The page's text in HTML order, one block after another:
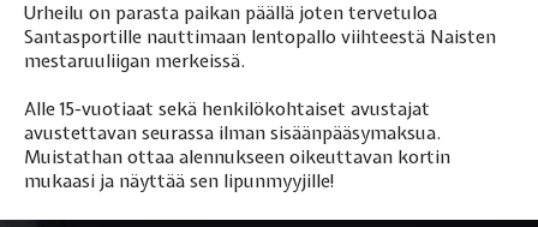
Urheilu on parasta paikan päällä joten tervetuloa
Santasportille nauttimaan lentopallo viihteestä Naisten
mestaruuliigan merkeissä.
Alle 15-vuotiaat sekä henkilökohtaiset avustajat
avustettavan seurassa ilman sisäänpääsymaksua.
Muistathan ottaa alennukseen oikeuttavan kortin
mukaasi ja näyttää sen lipunmyyjille!